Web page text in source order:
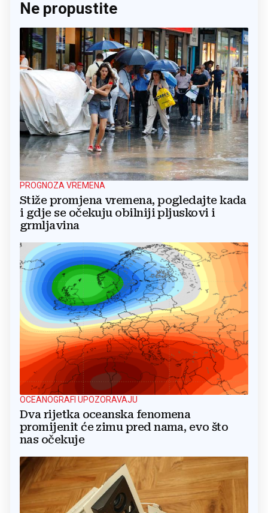
Ne propustite
PROGNOZA VREMENA
Stiže promjena vremena, pogledajte kada
i gdje se očekuju obilniji pljuskovi i
grmljavina
OCEANOGRAFI UPOZORAVAJU
Dva rijetka oceanska fenomena
promijenit će zimu pred nama, evo što
nas očekuje